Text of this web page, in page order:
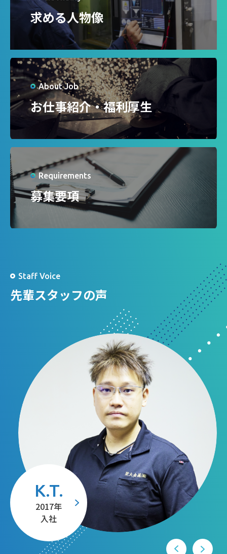
求める人物像
About Job
お仕事紹介・福利厚生
Requirements
募集要項
Staff Voice
先輩スタッフの声
T.A.
2018年
入社
K.T.
2017年
入社
A.M.
2017年
入社